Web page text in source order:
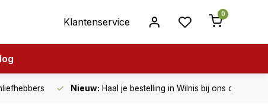
Klantenservice
0
Nieuw: Haal je bestelling in Wilnis bij ons op!